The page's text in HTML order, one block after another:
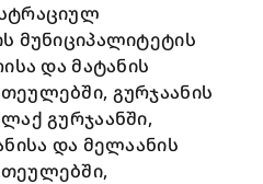
მუნიციპალიტეტის
და მატანის
გურჯაანის
გურჯაანში,
და მელაანის